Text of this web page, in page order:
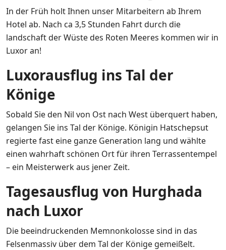
In der Früh holt Ihnen unser Mitarbeitern ab Ihrem
Hotel ab. Nach ca 3,5 Stunden Fahrt durch die
landschaft der Wüste des Roten Meeres kommen wir in
Luxor an!
Luxorausflug ins Tal der
Könige
Sobald Sie den Nil von Ost nach West überquert haben,
gelangen Sie ins Tal der Könige. Königin Hatschepsut
regierte fast eine ganze Generation lang und wählte
einen wahrhaft schönen Ort für ihren Terrassentempel
– ein Meisterwerk aus jener Zeit.
Tagesausflug von Hurghada
nach Luxor
Die beeindruckenden Memnonkolosse sind in das
Felsenmassiv über dem Tal der Könige gemeißelt.